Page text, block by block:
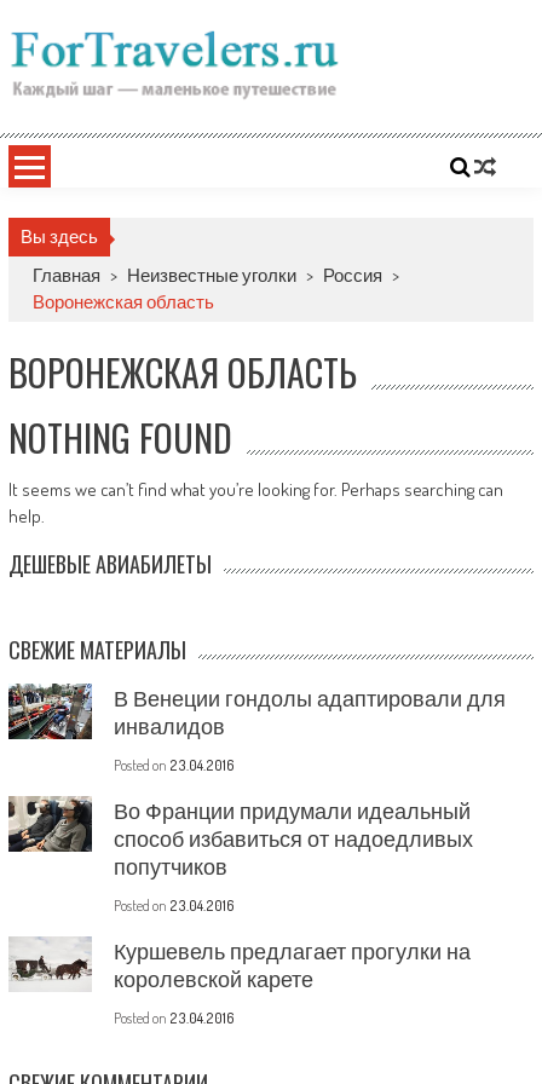
to
content
Вы здесь
Главная > Неизвестные уголки > Россия >
Воронежская область
ВОРОНЕЖСКАЯ ОБЛАСТЬ
NOTHING FOUND
It seems we can’t find what you’re looking for. Perhaps searching can
help.
ДЕШЕВЫЕ АВИАБИЛЕТЫ
СВЕЖИЕ МАТЕРИАЛЫ
В Венеции гондолы адаптировали для
инвалидов
Posted on 23.04.2016
Во Франции придумали идеальный
способ избавиться от надоедливых
попутчиков
Posted on 23.04.2016
Куршевель предлагает прогулки на
королевской карете
Posted on 23.04.2016